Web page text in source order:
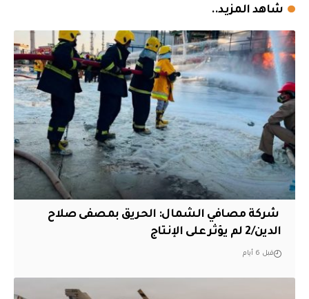
شاهد المزيد..
‏ شركة مصافي الشمال: الحريق بمصفى صلاح
الدين/2 لم يؤثر على الإنتاج
قبل 6 أيام